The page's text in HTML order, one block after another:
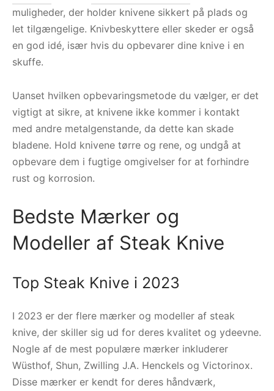
muligheder, der holder knivene sikkert på plads og
let tilgængelige. Knivbeskyttere eller skeder er også
en god idé, især hvis du opbevarer dine knive i en
skuffe.
Uanset hvilken opbevaringsmetode du vælger, er det
vigtigt at sikre, at knivene ikke kommer i kontakt
med andre metalgenstande, da dette kan skade
bladene. Hold knivene tørre og rene, og undgå at
opbevare dem i fugtige omgivelser for at forhindre
rust og korrosion.
Bedste Mærker og
Modeller af Steak Knive
Top Steak Knive i 2023
I 2023 er der flere mærker og modeller af steak
knive, der skiller sig ud for deres kvalitet og ydeevne.
Nogle af de mest populære mærker inkluderer
Wüsthof, Shun, Zwilling J.A. Henckels og Victorinox.
Disse mærker er kendt for deres håndværk,